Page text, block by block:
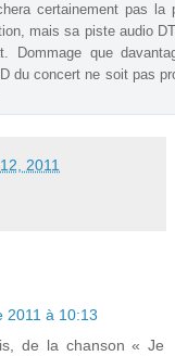
certainement pas la
mais sa piste audio
Dommage que
du concert ne soit pas
2011
2011 à 10:13
de la chanson « Je